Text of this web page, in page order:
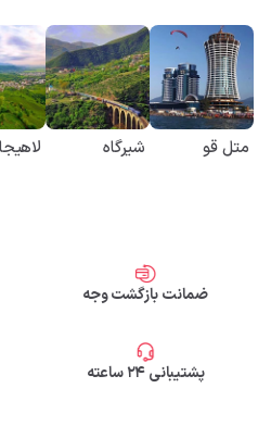
متل قو شیرگاه
ضمانت بازگشت وجه
پشتیبانی 24 ساعته